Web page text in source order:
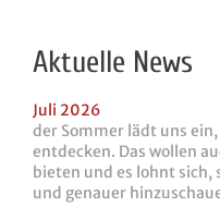
Aktuelle News
Juli 2026
der Sommer lädt uns
entdecken. Das wollen
bieten und es lohnt sich,
und genauer